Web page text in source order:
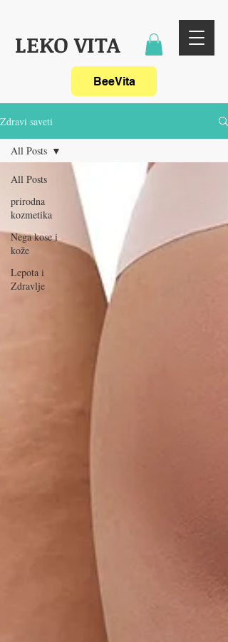
LEKO VITA
BeeVita
Zdravi saveti
All Posts
prirodna
kozmetika
Nega kose i
kože
Lepota i
Zdravlje
All Posts